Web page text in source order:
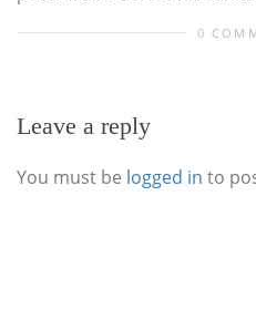
0
Leave a reply
You must be logged in to